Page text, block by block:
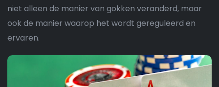
niet alleen de manier van gokken veranderd, maar
ook de manier waarop het wordt gereguleerd en
ervaren.